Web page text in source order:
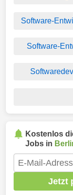
Software-
Software-
Kostenlos
Jobs in
Jetzt